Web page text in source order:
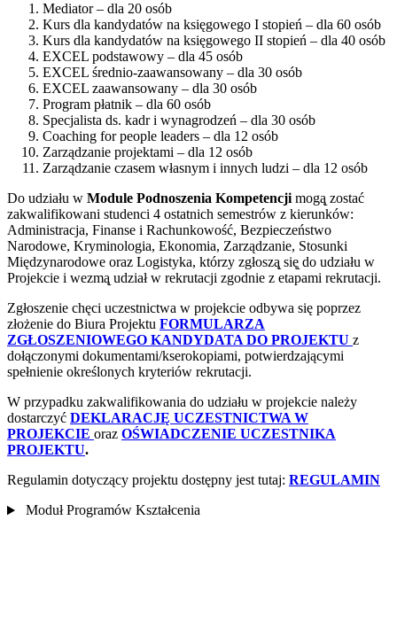
Mediator – dla 20 osób
Kurs dla kandydatów na księgowego I stopień – dla 60 osób
Kurs dla kandydatów na księgowego II stopień – dla 40 osób
EXCEL podstawowy – dla 45 osób
EXCEL średnio-zaawansowany – dla 30 osób
EXCEL zaawansowany – dla 30 osób
Program płatnik – dla 60 osób
Specjalista ds. kadr i wynagrodzeń – dla 30 osób
Coaching for people leaders – dla 12 osób
Zarządzanie projektami – dla 12 osób
Zarządzanie czasem własnym i innych ludzi – dla 12 osób
Do udziału w Module Podnoszenia Kompetencji mogą̨ zostać
zakwalifikowani studenci 4 ostatnich semestrów z kierunków:
Administracja, Finanse i Rachunkowość, Bezpieczeństwo
Narodowe, Kryminologia, Ekonomia, Zarządzanie, Stosunki
Międzynarodowe oraz Logistyka, którzy zgłoszą̨ się̨ do udziału w
Projekcie i wezmą̨ udział w rekrutacji zgodnie z etapami rekrutacji.
Zgłoszenie chęci uczestnictwa w projekcie odbywa się poprzez
złożenie do Biura Projektu FORMULARZA
ZGŁOSZENIOWEGO KANDYDATA DO PROJEKTU z
dołączonymi dokumentami/kserokopiami, potwierdzającymi
spełnienie określonych kryteriów rekrutacji.
W przypadku zakwalifikowania do udziału w projekcie należy
dostarczyć DEKLARACJĘ UCZESTNICTWA W
PROJEKCIE oraz OŚWIADCZENIE UCZESTNIKA
PROJEKTU.
Regulamin dotyczący projektu dostępny jest tutaj: REGULAMIN
Moduł Programów Kształcenia